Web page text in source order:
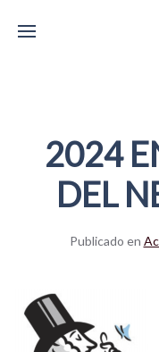
2024
DEL
Publicado en